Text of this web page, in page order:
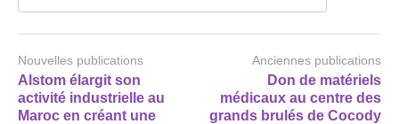
Nouvelles publications
Alstom élargit son
activité industrielle au
Maroc en créant une
Anciennes publications
Don de matériels
médicaux au centre des
grands brulés de Cocody